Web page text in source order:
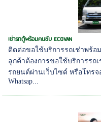
เช่ารถตู้พร้อมคนขับ ECOVAN
ติดต่อขอใช้บริการรถเช่าพร้อ
ลูกค้าต้องการขอใช้บริการรถ
รถยนต์ผ่านเว็บไซด์ หรือโทรจ
Whatsap...